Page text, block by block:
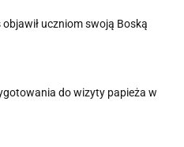
uczniom swoją Boską
do wizyty papieża w